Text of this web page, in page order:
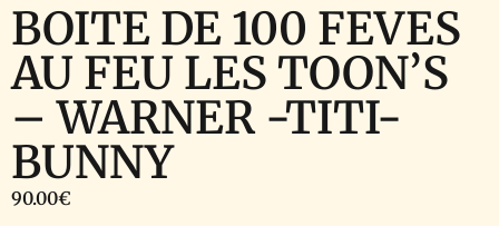
BOITE DE 100 FEVES
AU FEU LES TOON’S
– WARNER -TITI-
BUNNY
90.00€